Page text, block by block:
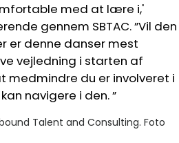
med at lære i,'
gennem SBTAC. ”Vil den
er denne danser mest
vejledning i starten af
medmindre du er involveret i
navigere i den. ”